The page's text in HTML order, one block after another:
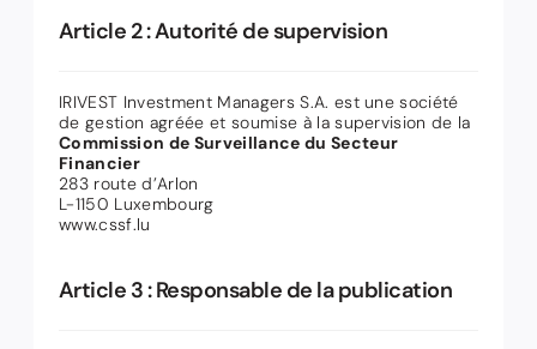
Article 2 : Autorité de supervision
IRIVEST Investment Managers S.A. est une société
de gestion agréée et soumise à la supervision de la
Commission de Surveillance du Secteur
Financier
283 route d’Arlon
L-1150 Luxembourg
www.cssf.lu
Article 3 : Responsable de la publication